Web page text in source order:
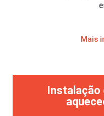
Mais
Instalação